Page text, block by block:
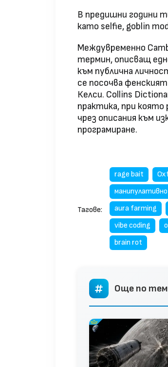
В предишни години
като selfie, goblin
Междувременно
термин, описващ
към публична
се посочва
Келси. Collins
практика, при която
чрез описания към
програмиране.
Тагове:
rage bait
aura farming
vibe coding
brain rot
Още по